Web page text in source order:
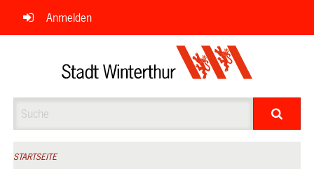
Navigation
überspringen
Anmelden
STARTSEITE